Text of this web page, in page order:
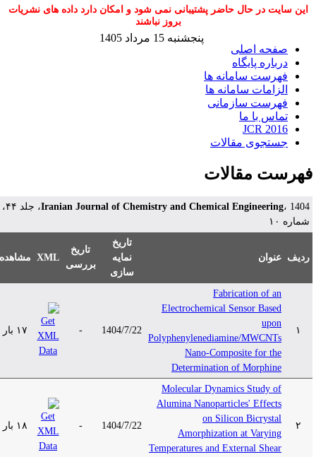
این سایت در حال حاضر پشتیبانی نمی شود و امکان دارد داده های نشریات
بروز نباشند
صفحه اصلی
درباره پایگاه
فهرست سامانه ها
الزامات سامانه ها
فهرست سازمانی
تماس با ما
JCR 2016
جستجوی مقالات
پنجشنبه 15 مرداد 1405
مقالات
Iranian Journal of Chemistry and Chemical Engineering
، 1404، جلد ۴۴،
شماره ۱۰
ردیف عنوان
تاریخ
نمایه
سازی
تاریخ
بررسی
XML مشاهده
Fabrication of an
Electrochemical Sensor Based
upon
Polyphenylenediamine/MWCNTs
Nano-Composite for the
Determination of Morphine
1404/7/22 ۱۷ بار
Molecular Dynamics Study of
Alumina Nanoparticles' Effects
on Silicon Bicrystal
Amorphization at Varying
Temperatures and External Shear
1404/7/22 ۱۸ بار